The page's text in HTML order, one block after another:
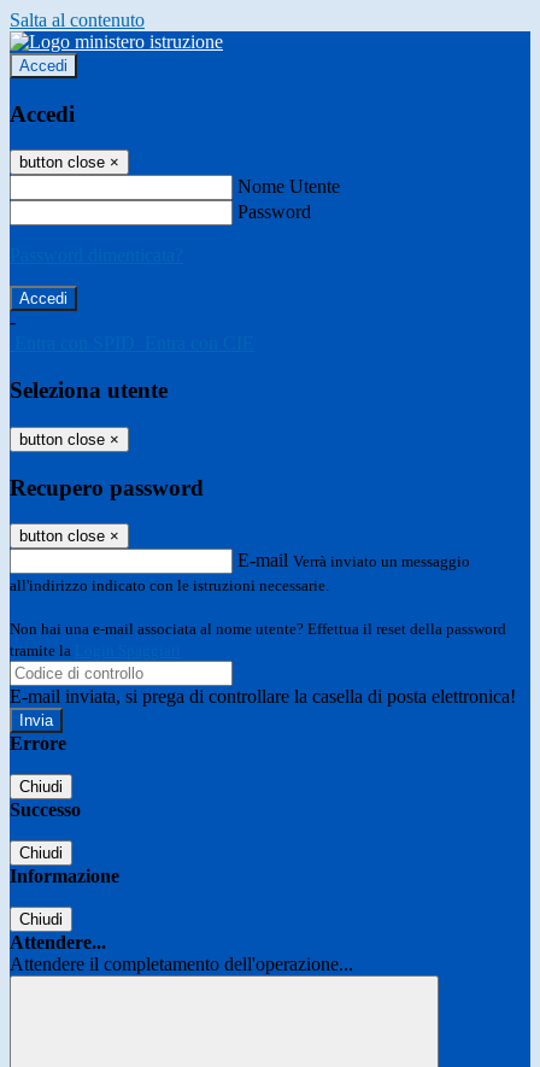
Salta al contenuto
Accedi
Accedi
button close ×
Nome Utente
Password
-
Seleziona utente
button close ×
Recupero password
button close ×
E-mail Verrà inviato un messaggio
all'indirizzo indicato con le istruzioni necessarie.
Non hai una e-mail associata al nome utente? Effettua il reset della password
tramite la
E-mail inviata, si prega di controllare la casella di posta elettronica!
Errore
Chiudi
Successo
Chiudi
Informazione
Chiudi
Attendere...
Attendere il completamento dell'operazione...